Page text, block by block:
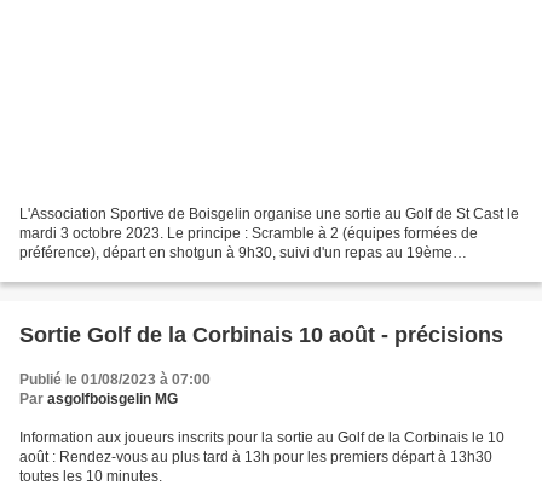
L'Association Sportive de Boisgelin organise une sortie au Golf de St Cast le
mardi 3 octobre 2023. Le principe : Scramble à 2 (équipes formées de
préférence), départ en shotgun à 9h30, suivi d'un repas au 19ème
Sortie Golf de la Corbinais 10 août - précisions
Publié le 01/08/2023 à 07:00
Par asgolfboisgelin MG
Information aux joueurs inscrits pour la sortie au Golf de la Corbinais le 10
août : Rendez-vous au plus tard à 13h pour les premiers départ à 13h30
toutes les 10 minutes.